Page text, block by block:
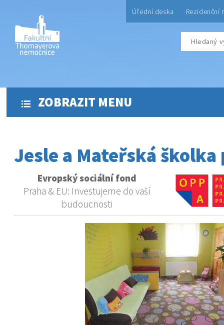
Úřední deska Rezidenční
ZOBRAZIT MENU
Jesle a Mateřská školka
Evropský sociální fond
Praha & EU: Investujeme do vaší
budoucnosti